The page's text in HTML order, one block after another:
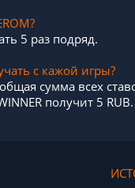
5 раз подряд.
с кажой игры?
сумма всех
получит 5 RUB.